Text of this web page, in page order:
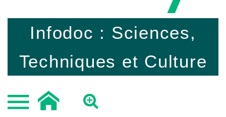
Infodoc : Sciences,
Techniques et Culture